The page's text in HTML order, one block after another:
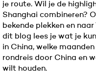
je route. Wil je de
Shanghai combineren?
bekende plekken en
dit blog lees je wat je
in China, welke
rondreis door China en
wilt houden.